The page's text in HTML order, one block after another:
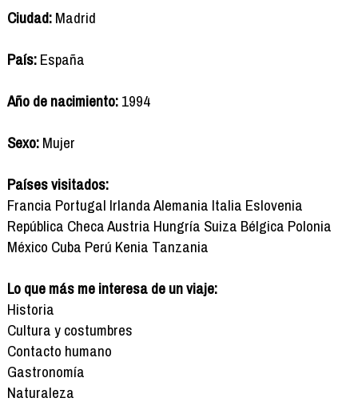
Ciudad:Madrid
País:España
Año de nacimiento:1994
Sexo:Mujer
Países visitados:
Francia Portugal Irlanda Alemania Italia Eslovenia
República Checa Austria Hungría Suiza Bélgica Polonia
México Cuba Perú Kenia Tanzania
Lo que más me interesa de un viaje:
Historia
Cultura y costumbres
Contacto humano
Gastronomía
Naturaleza